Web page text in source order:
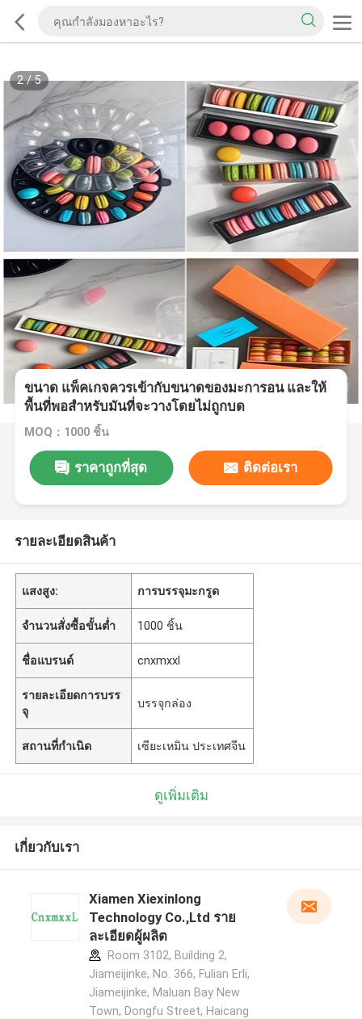
2/5
ขนาด แพ็คเกจควรเข้ากับขนาดของมะการอน และให้
พื้นที่พอสําหรับมันที่จะวางโดยไม่ถูกบด
MOQ：1000 ชิ้น
ราคาถูกที่สุด ติดต่อเรา
รายละเอียดสินค้า
แสงสูง: การบรรจุมะกรูด
จำนวนสั่งซื้อขั้นต่ำ 1000 ชิ้น
ชื่อแบรนด์ cnxmxxl
รายละเอียดการบรร
จุ
บรรจุกล่อง
สถานที่กำเนิด เซียะเหมิน ประเทศจีน
ดูเพิ่มเติม
เกี่ยวกับเรา
Xiamen Xiexinlong
Technology Co.,Ltd ราย
ละเอียดผู้ผลิต
Room 3102, Building 2,
Jiameijinke, No. 366, Fulian Erli,
Jiameijinke, Maluan Bay New
Town, Dongfu Street, Haicang